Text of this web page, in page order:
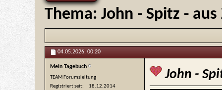
Thema: John - Spitz -
04.05.2026, 00:20
Mein Tagebuch
TEAM Forumsleitung
Registriert seit
18.12.2014
John -